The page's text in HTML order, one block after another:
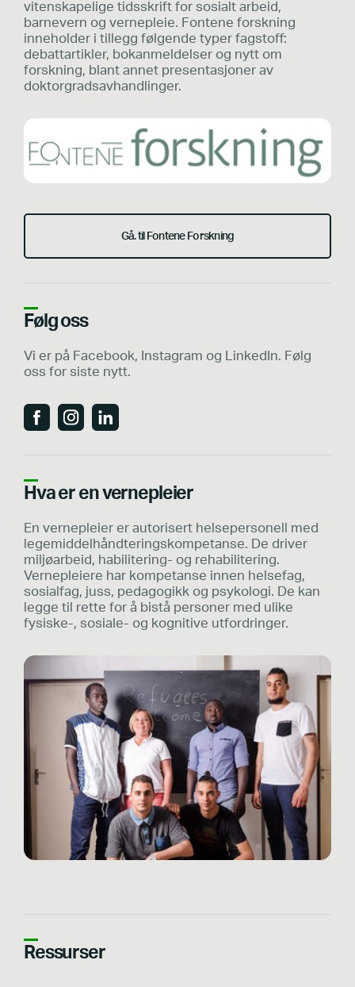
vitenskapelige tidsskrift for sosialt arbeid,
barnevern og vernepleie. Fontene forskning
inneholder i tillegg følgende typer fagstoff:
debattartikler, bokanmeldelser og nytt om
forskning, blant annet presentasjoner av
doktorgradsavhandlinger.
Gå. til Fontene Forskning
Følg oss
Vi er på Facebook, Instagram og LinkedIn. Følg
oss for siste nytt.
Hva er en vernepleier
En vernepleier er autorisert helsepersonell med
legemiddelhåndteringskompetanse. De driver
miljøarbeid, habilitering- og rehabilitering.
Vernepleiere har kompetanse innen helsefag,
sosialfag, juss, pedagogikk og psykologi. De kan
legge til rette for å bistå personer med ulike
fysiske-, sosiale- og kognitive utfordringer.
Ressurser